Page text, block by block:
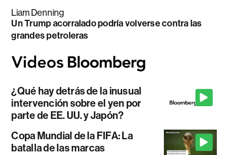
Liam Denning
Un Trump acorralado podría volverse contra las
grandes petroleras
¿Qué hay detrás de la inusual
intervención sobre el yen por
parte de EE. UU. y Japón?
Copa Mundial de la FIFA: La
batalla de las marcas